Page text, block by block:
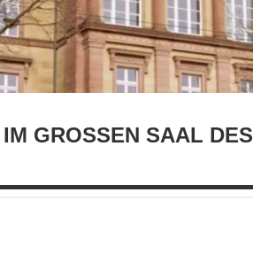
GROSSEN SAAL DES B